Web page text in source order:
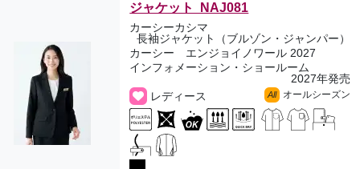
ジャケット NAJ081
カーシーカシマ
長袖ジャケット（ブルゾン・ジャンパー）
カーシー エンジョイノワール 2027
インフォメーション・ショールーム
2027年発売
レディース
All オールシーズン